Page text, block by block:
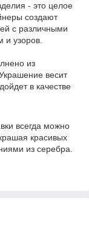
- это целое
создают
с различными
и узоров.
из
весит
в качестве
всегда можно
красивых
из серебра.